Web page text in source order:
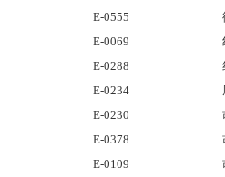
E-0555
E-0069
E-0288
E-0234
E-0230
E-0378
E-0109